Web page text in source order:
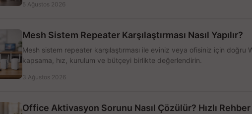
5 Ağustos 2026
Mesh Sistem Repeater Karşılaştırması Nasıl Yapılır?
Mesh sistem repeater karşılaştırması ile eviniz veya ofisiniz için doğru
kapsama, hız, kurulum ve bütçeyi birlikte değerlendirin.
3 Ağustos 2026
Office Aktivasyon Sorunu Nasıl Çözülür? Hızlı Rehber